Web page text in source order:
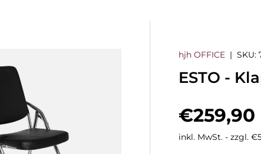
hjh OFFICE |SKU:
ESTO -
€259,90
inkl. MwSt. - zzgl.